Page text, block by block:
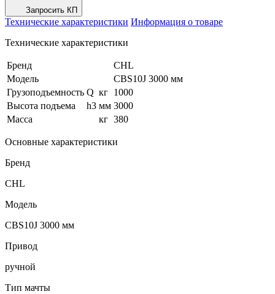
Запросить КП
Технические характеристики Информация о товаре
Технические характеристики
Бренд
CHL
Модель
CBS10J 3000 мм
Грузоподъемность Q кг 1000
Высота подъема
h3 мм 3000
Масса
кг 380
Основные характеристики
Бренд
CHL
Модель
CBS10J 3000 мм
Привод
ручной
Тип мачты